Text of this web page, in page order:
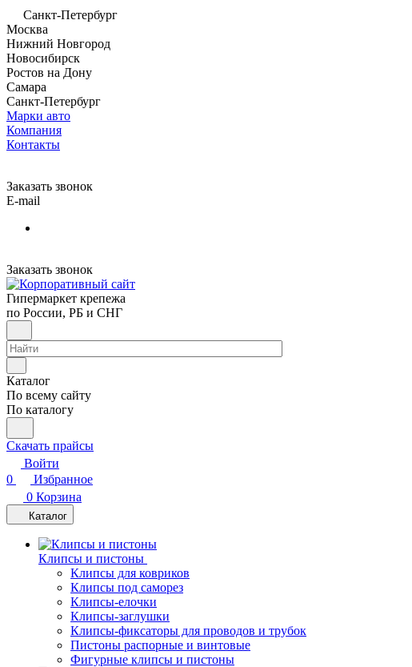
Санкт-Петербург
Москва
Нижний Новгород
Новосибирск
Ростов на Дону
Самара
Санкт-Петербург
Марки авто
Компания
Контакты
Заказать звонок
E-mail
Заказать звонок
Гипермаркет крепежа
по России, РБ и СНГ
Каталог
По всему сайту
По каталогу
Скачать прайсы
Войти
0
Избранное
0 Корзина
Каталог
Клипсы и пистоны
Клипсы для ковриков
Клипсы под саморез
Клипсы-елочки
Клипсы-заглушки
Клипсы-фиксаторы для проводов и трубок
Пистоны распорные и винтовые
Фигурные клипсы и пистоны